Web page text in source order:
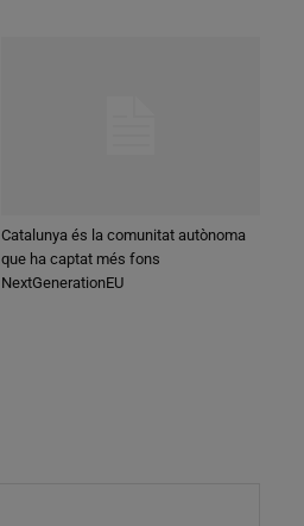
Catalunya és la comunitat autònoma
que ha captat més fons
NextGenerationEU